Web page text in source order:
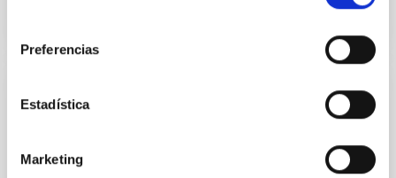
Preferencias
Estadística
Marketing
RESULTADO DE INVESTIGACIÓN
del Universo que transforman galaxias